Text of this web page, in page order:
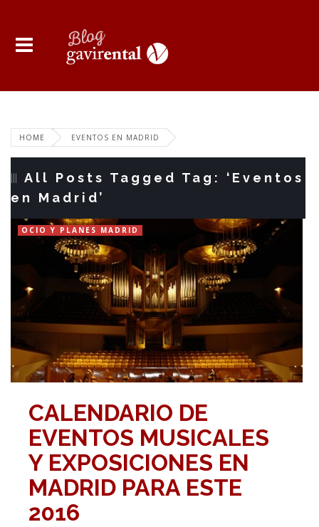
HOME EVENTOS EN MADRID
All Posts Tagged Tag: ‘Eventos
en Madrid’
OCIO Y PLANES MADRID
CALENDARIO DE
EVENTOS MUSICALES
Y EXPOSICIONES EN
MADRID PARA ESTE
2016